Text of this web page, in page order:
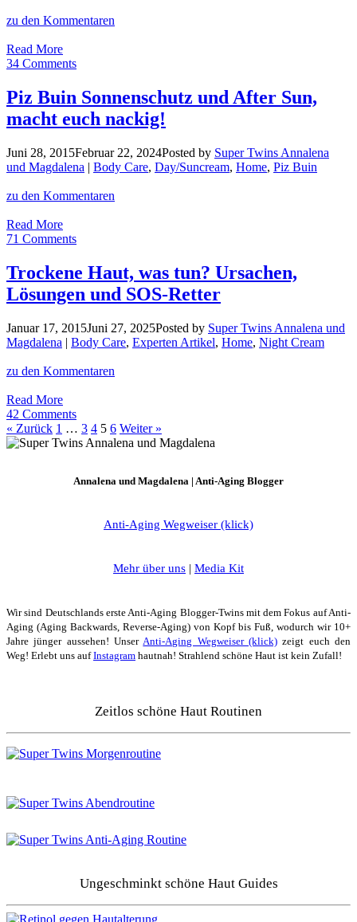
zu den Kommentaren
Read More2in1
Feuchtigkeitskick:
Bernhard
Aloe
Vera
34 Comments
Piz Buin Sonnenschutz und After Sun,
macht euch nackig!
Juni 28, 2015Februar 22, 2024Posted by Super Twins Annalena
und Magdalena | Body Care, Day/Suncream, Home, Piz Buin
zu den Kommentaren
Read MorePiz
Buin
After
Sun,
euch
nackig!
71 Comments
Trockene Haut, was tun? Ursachen,
Lösungen und SOS-Retter
Januar 17, 2015Juni 27, 2025Posted by Super Twins Annalena und
Magdalena | Body Care, Experten Artikel, Home, Night Cream
zu den Kommentaren
Read MoreTrockene
Haut,
tun?
und
42 Comments
« Zurück 1 … 3 4 5 6 Weiter »
Annalena und Magdalena | Anti-Aging Blogger
Anti-Aging Wegweiser (klick)
Mehr über uns | Media Kit
Wir sind Deutschlands erste Anti-Aging Blogger-Twins mit dem Fokus auf Anti-
Aging (Aging Backwards, Reverse-Aging) von Kopf bis Fuß, wodurch wir 10+
Jahre jünger aussehen! Unser Anti-Aging Wegweiser (klick) zeigt euch den
Weg! Erlebt uns aufInstagram hautnah! Strahlend schöne Haut ist kein Zufall!
Zeitlos schöne Haut Routinen
Ungeschminkt schöne Haut Guides